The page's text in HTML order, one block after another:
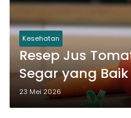
Kesehatan
Resep Jus
Segar yang
dan Kulit
23 Mei 2026